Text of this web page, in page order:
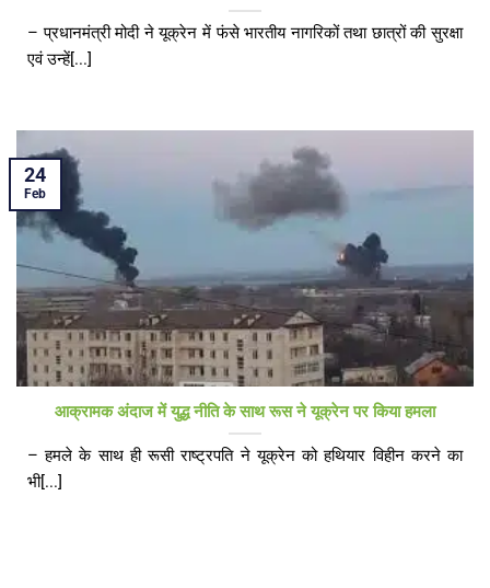
– प्रधानमंत्री मोदी ने यूक्रेन में फंसे भारतीय नागरिकों तथा छात्रों की सुरक्षा
एवं उन्हें[...]
आक्रामक अंदाज में युद्ध नीति के साथ रूस ने यूक्रेन पर किया हमला
– हमले के साथ ही रूसी राष्ट्रपति ने यूक्रेन को हथियार विहीन करने का
भी[...]
24
Feb